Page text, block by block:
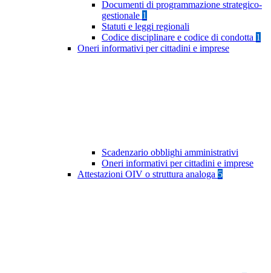
Documenti di programmazione strategico-
gestionale 1
Statuti e leggi regionali
Codice disciplinare e codice di condotta 1
Oneri informativi per cittadini e imprese
Scadenzario obblighi amministrativi
Oneri informativi per cittadini e imprese
Attestazioni OIV o struttura analoga 5